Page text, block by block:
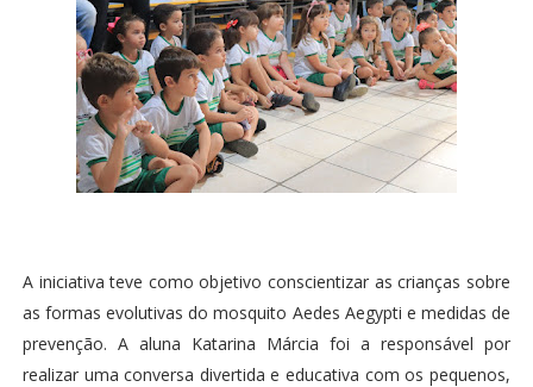
A iniciativa teve como objetivo conscientizar as crianças sobre
as formas evolutivas do mosquito Aedes Aegypti e medidas de
prevenção. A aluna Katarina Márcia foi a responsável por
realizar uma conversa divertida e educativa com os pequenos,